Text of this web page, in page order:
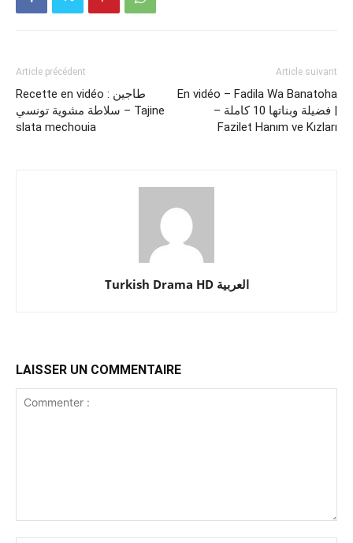
Article précédent
Recette en vidéo : طاجين
سلاطة مشوية تونسي – Tajine
slata mechouia
Article suivant
En vidéo – Fadila Wa Banatoha
– فضيلة وبناتها 10 كاملة |
Fazilet Hanım ve Kızları
Turkish Drama HD العربية
LAISSER UN COMMENTAIRE